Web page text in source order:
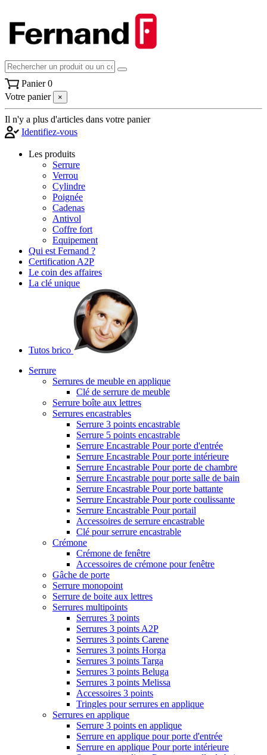
Panier 0
Votre panier
×
Il n'y a plus d'articles dans votre panier
Identifiez-vous
Les produits
Serrure
Verrou
Cylindre
Poignée
Cadenas
Antivol
Coffre fort
Equipement
Qui est Fernand ?
Certification A2P
Le coin des affaires
La clé unique
Tutos brico
Serrure
Serrures de meuble en applique
Clé de serrure de meuble
Serrure boîte aux lettres
Serrures encastrables
Serrure 3 points encastrable
Serrure 5 points encastrable
Serrure Encastrable Pour porte d'entrée
Serrure Encastrable Pour porte intérieure
Serrure Encastrable Pour porte de chambre
Serrure Encastrable pour porte salle de bain
Serrure Encastrable Pour porte battante
Serrure Encastrable Pour porte coulissante
Serrure Encastrable Pour portail
Accessoires de serrure encastrable
Clé pour serrure encastrable
Crémone
Crémone de fenêtre
Accessoires de crémone pour fenêtre
Gâche de porte
Serrure monopoint
Serrure de boite aux lettres
Serrures multipoints
Serrures 3 points
Serrures 3 points A2P
Serrures 3 points Carene
Serrures 3 points Horga
Serrures 3 points Targa
Serrures 3 points Beluga
Serrures 3 points Melissa
Accessoires 3 points
Tringles pour serrures en applique
Serrures en applique
Serrure 3 points en applique
Serrure en applique pour porte d'entrée
Serrure en applique Pour porte intérieure